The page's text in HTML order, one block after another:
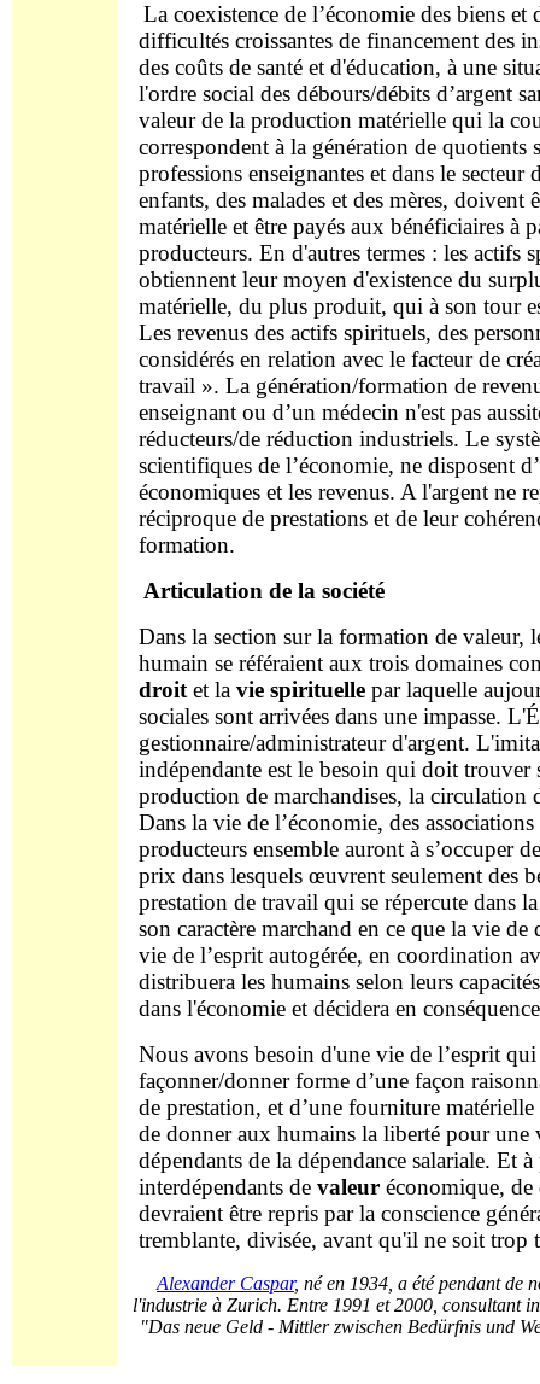
La coexistence de l’économie des biens
difficultés croissantes de financement des
des coûts de santé et d'éducation, à une
l'ordre social des débours/débits d’argent
valeur de la production matérielle qui la
correspondent à la génération de
professions enseignantes et dans le secteur
enfants, des malades et des mères,
matérielle et être payés aux bénéficiaires à
producteurs. En d'autres termes : les actifs
obtiennent leur moyen d'existence du
matérielle, du plus produit, qui à son tour
Les revenus des actifs spirituels, des
considérés en relation avec le facteur de
travail ». La génération/formation de
enseignant ou d’un médecin n'est pas
réducteurs/de réduction industriels. Le
scientifiques de l’économie, ne disposent
économiques et les revenus. A l'argent ne
réciproque de prestations et de leur
formation.
Articulation de la société
Dans la section sur la formation de valeur,
humain se référaient aux trois domaines
droitet lavie spirituelle par laquelle
sociales sont arrivées dans une impasse.
gestionnaire/administrateur d'argent.
indépendante est le besoin qui doit trouver
production de marchandises, la circulation
Dans la vie de l’économie, des
producteurs ensemble auront à s’occuper
prix dans lesquels œuvrent seulement des
prestation de travail qui se répercute dans
son caractère marchand en ce que la vie
vie de l’esprit autogérée, en coordination
distribuera les humains selon leurs
dans l'économie et décidera en
Nous avons besoin d'une vie de l’esprit
façonner/donner forme d’une façon
de prestation, et d’une fourniture
de donner aux humains la liberté pour une
dépendants de la dépendance salariale. Et
interdépendants devaleur économique, de
devraient être repris par la conscience
tremblante, divisée, avant qu'il ne soit trop
Alexander Caspar, né en 1934, a été pendant de
l'industrie à Zurich. Entre 1991 et 2000, consultant
"Das neue Geld - Mittler zwischen Bedürfnis und